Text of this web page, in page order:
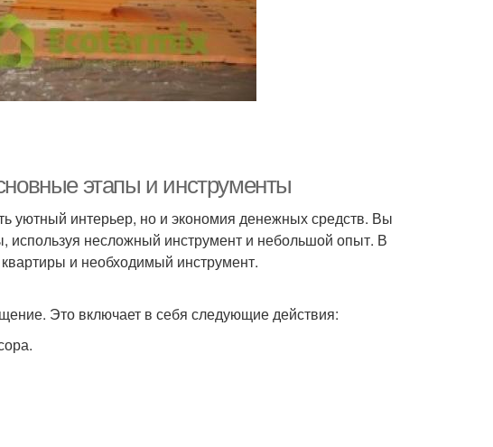
этапы и инструменты
уютный интерьер, но и экономия денежных средств. Вы
используя несложный инструмент и небольшой опыт. В
и необходимый инструмент.
Это включает в себя следующие действия: